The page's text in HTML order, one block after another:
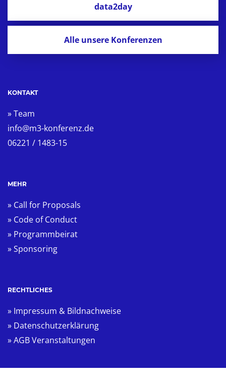
data2day
Alle unsere Konferenzen
KONTAKT
» Team
info@m3-konferenz.de
06221 / 1483-15
MEHR
» Call for Proposals
» Code of Conduct
» Programmbeirat
» Sponsoring
RECHTLICHES
» Impressum & Bildnachweise
» Datenschutzerklärung
» AGB Veranstaltungen